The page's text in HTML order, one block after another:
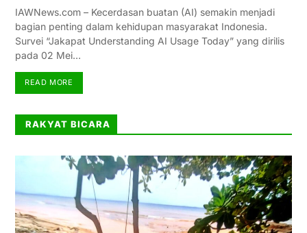
IAWNews.com – Kecerdasan buatan (AI) semakin menjadi
bagian penting dalam kehidupan masyarakat Indonesia.
Survei “Jakapat Understanding AI Usage Today” yang dirilis
pada 02 Mei…
READ MORE
RAKYAT BICARA